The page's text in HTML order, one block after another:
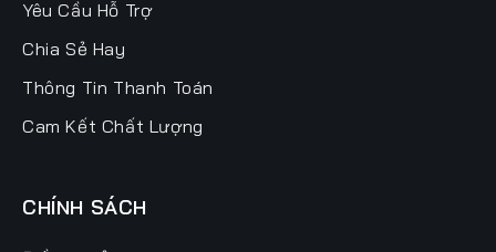
Yêu Cầu Hỗ Trợ
Chia Sẻ Hay
Thông Tin Thanh Toán
Cam Kết Chất Lượng
CHÍNH SÁCH